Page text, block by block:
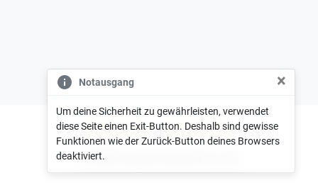
© 2026 zone35 GmbH & Co. KG
Impressum Datenschutz
Notausgang ×
Um deine Sicherheit zu gewährleisten, verwendet
diese Seite einen Exit-Button. Deshalb sind gewisse
Funktionen wie der Zurück-Button deines Browsers
deaktiviert.